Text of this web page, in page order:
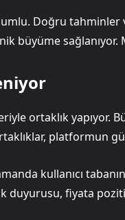
Doğru tahminler
büyüme sağlanıyor.
ortaklık yapıyor.
platformun
kullanıcı
duyurusu, fiyata